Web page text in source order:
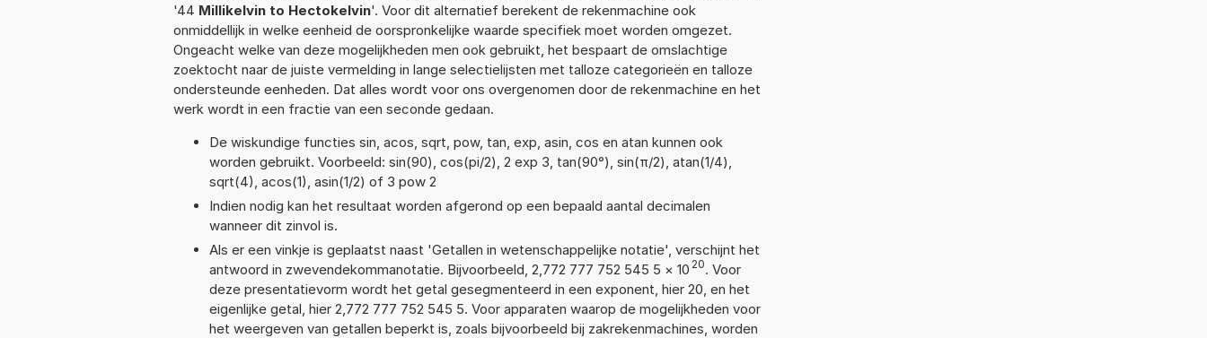
'44 Millikelvin to Hectokelvin'. Voor dit alternatief berekent de rekenmachine ook
onmiddellijk in welke eenheid de oorspronkelijke waarde specifiek moet worden omgezet.
Ongeacht welke van deze mogelijkheden men ook gebruikt, het bespaart de omslachtige
zoektocht naar de juiste vermelding in lange selectielijsten met talloze categorieën en talloze
ondersteunde eenheden. Dat alles wordt voor ons overgenomen door de rekenmachine en het
werk wordt in een fractie van een seconde gedaan.
De wiskundige functies sin, acos, sqrt, pow, tan, exp, asin, cos en atan kunnen ook
worden gebruikt. Voorbeeld: sin(90), cos(pi/2), 2 exp 3, tan(90°), sin(π/2), atan(1/4),
sqrt(4), acos(1), asin(1/2) of 3 pow 2
Indien nodig kan het resultaat worden afgerond op een bepaald aantal decimalen
wanneer dit zinvol is.
Als er een vinkje is geplaatst naast 'Getallen in wetenschappelijke notatie', verschijnt het
antwoord in zwevendekommanotatie. Bijvoorbeeld, 2,772 777 752 545 5 × 10 20. Voor
deze presentatievorm wordt het getal gesegmenteerd in een exponent, hier 20, en het
eigenlijke getal, hier 2,772 777 752 545 5. Voor apparaten waarop de mogelijkheden voor
het weergeven van getallen beperkt is, zoals bijvoorbeeld bij zakrekenmachines, worden